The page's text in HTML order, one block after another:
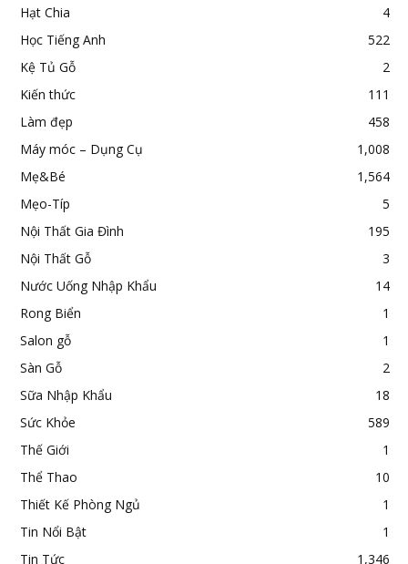
Hạt Chia
4
Học Tiếng Anh
522
Kệ Tủ Gỗ
2
Kiến thức
111
Làm đẹp
458
Máy móc – Dụng Cụ
1,008
Mẹ&Bé
1,564
Mẹo-Típ
5
Nội Thất Gia Đình
195
Nội Thất Gỗ
3
Nước Uống Nhập Khẩu
14
Rong Biển
1
Salon gỗ
1
Sàn Gỗ
2
Sữa Nhập Khẩu
18
Sức Khỏe
589
Thế Giới
1
Thể Thao
10
Thiết Kế Phòng Ngủ
1
Tin Nổi Bật
1
Tin Tức
1,346